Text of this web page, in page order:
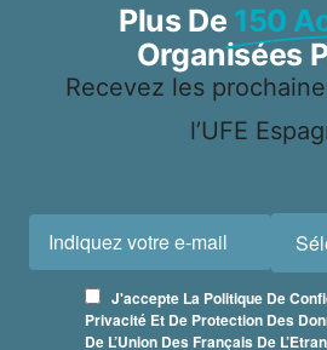
Plus De 150
Organisées
Recevez les
l’UFE
J'accepte La Politique De
Privacité Et De Protection Des
De L’Union Des Français De